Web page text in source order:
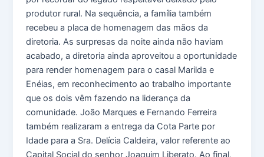
produtor rural. Na sequência, a família também
recebeu a placa de homenagem das mãos da
diretoria. As surpresas da noite ainda não haviam
acabado, a diretoria ainda aproveitou a oportunidade
para render homenagem para o casal Marilda e
Enéias, em reconhecimento ao trabalho importante
que os dois vêm fazendo na liderança da
comunidade. João Marques e Fernando Ferreira
também realizaram a entrega da Cota Parte por
Idade para a Sra. Delícia Caldeira, valor referente ao
Capital Social do senhor Joaquim Liberato. Ao final,